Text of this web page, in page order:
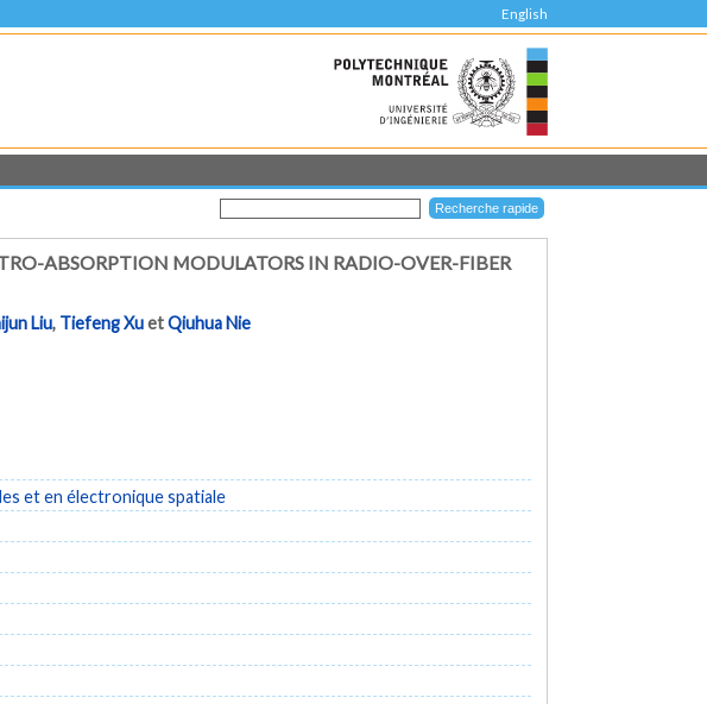
English
ABSORPTION MODULATORS IN RADIO-OVER-FIBER
Liu, Tiefeng XuetQiuhua Nie
et en électronique spatiale